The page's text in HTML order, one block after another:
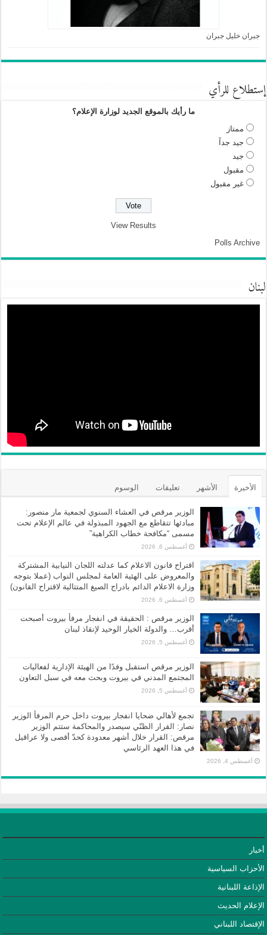
جبران خليل جبران
إستطلاع للرأي
ما رأيك بالموقع الجديد لوزارة الإعلام؟
ممتاز
جيد جداً
جيد
مقبول
غير مقبول
View Results
Polls Archive
لبنان
الأخيرة الأشهر تعليقات الوسوم
الوزير مرقص في العشاء السنوي لجمعية مار منصور:
مبادئها تتقاطع مع الجهود المبذولة في عالم الإعلام تحت
مسمى “مكافحة خطاب الكراهية”
أغسطس 6, 2026
اقتراح قانون الاعلام كما عدلته اللجان النيابية المشتركة
والمعروض على الهئية العامة لمجلس النواب (عملا بتوجه
وزارة الاعلام الدائم بادراج الصيغ المتتالية لاقتراح القانون)
أغسطس 6, 2026
الوزير مرقص : الحقيقة في انفجار مرفأ بيروت أصبحت
أقرب… والدولة الخيار الوحيد لإنقاذ لبنان
أغسطس 5, 2026
الوزير مرقص استقبل وفدًا من الهيئة الإدارية لفعاليات
المجتمع المدني في بيروت وبحث معه في سبل التعاون
أغسطس 5, 2026
تجمع لأهالي ضحايا انفجار بيروت داخل حرم المرفأ الوزير
نصار: القرار الظنّي سيصدر والمحاكمة ستتم الوزير
مرقص: القرار خلال أشهر معدودة كحدّ أقصى ولا عراقيل
في هذا العهد الرئاسي
أغسطس 4, 2026
أخبار
الأحزاب السياسية
الإذاعة اللبنانية
الإعلام الحديث
الإقتصاد اللبناني